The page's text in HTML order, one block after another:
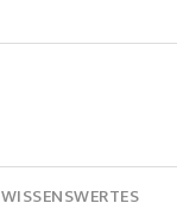
WISSENSWERTES